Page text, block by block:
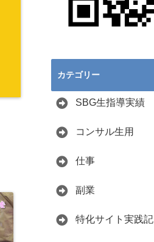
カテゴリー
SBG生指導実績
コンサル生用
仕事
副業
特化サイト実践記